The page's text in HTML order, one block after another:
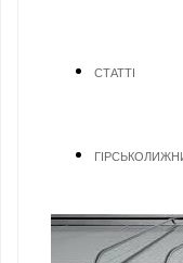
СТАТТІ